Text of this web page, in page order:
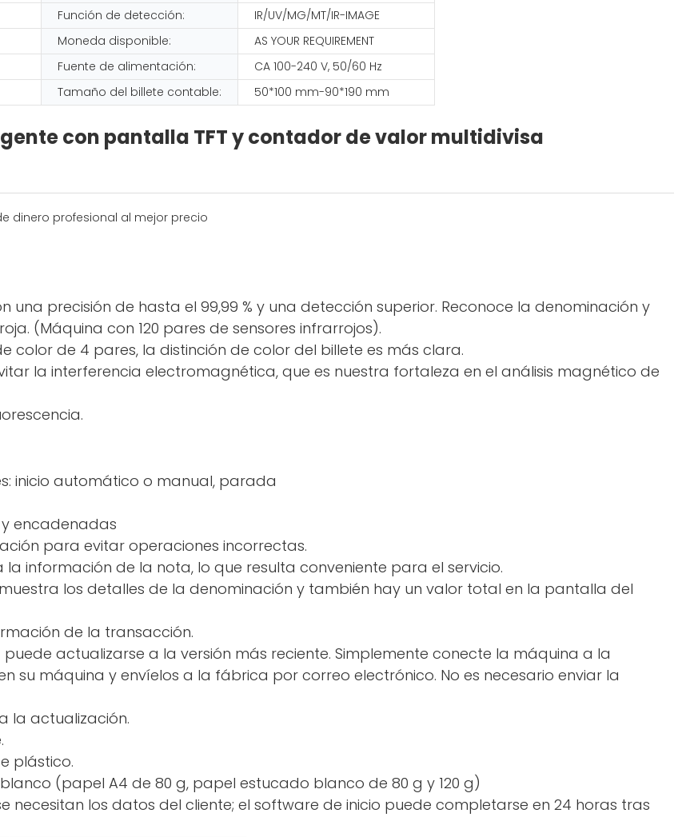
Función de detección:
IR/UV/MG/MT/IR-IMAGE
Moneda disponible:
AS YOUR REQUIREMENT
Fuente de alimentación:
CA 100-240 V, 50/60 Hz
Tamaño del billete contable: 50*100 mm-90*190 mm
con pantalla TFT y contador de valor multidivisa
precisión de hasta el 99,99 % y una detección superior. Reconoce la denominación y
(Máquina con 120 pares de sensores infrarrojos).
color de 4 pares, la distinción de color del billete es más clara.
la interferencia electromagnética, que es nuestra fortaleza en el análisis magnético de
inicio automático o manual, parada
encadenadas
para evitar operaciones incorrectas.
información de la nota, lo que resulta conveniente para el servicio.
los detalles de la denominación y también hay un valor total en la pantalla del
de la transacción.
actualizarse a la versión más reciente. Simplemente conecte la máquina a la
máquina y envíelos a la fábrica por correo electrónico. No es necesario enviar la
la actualización.
plástico.
(papel A4 de 80 g, papel estucado blanco de 80 g y 120 g)
necesitan los datos del cliente; el software de inicio puede completarse en 24 horas tras